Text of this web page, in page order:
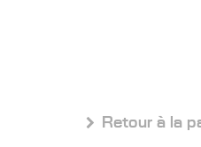
 Retour à la